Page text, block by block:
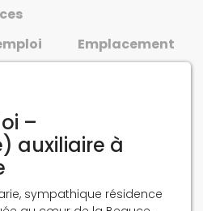
Emplacement
–
auxiliaire à
sympathique résidence